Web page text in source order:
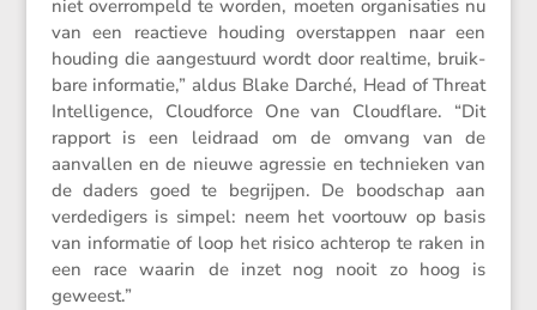
niet overrom­peld te worden, moeten organi­sa­ties nu
van een reactieve houding overstappen naar een
houding die aange­stuurd wordt door realtime, bruik­
bare infor­matie,” aldus Blake Darché, Head of Threat
Intel­li­gence, Cloud­force One van Cloud­flare. “Dit
rapport is een leidraad om de omvang van de
aanvallen en de nieuwe agressie en technieken van
de daders goed te begrijpen. De boodschap aan
verde­di­gers is simpel: neem het voortouw op basis
van infor­matie of loop het risico achterop te raken in
een race waarin de inzet nog nooit zo hoog is
geweest.”